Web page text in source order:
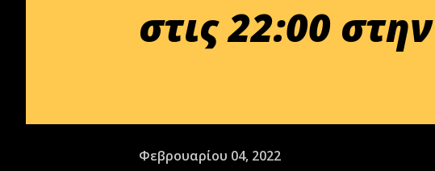
στις 22:00
Φεβρουαρίου 04, 2022